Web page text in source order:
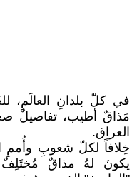
في كلّ بلدانِ العالَمِ،
مَذاقٌ أطيب، تفاصيلٌ
العراق.
خِلافاً لكلّ شعوبِ وأُممِ
يكونَ لهُ مذاقٌ مُختَلِفٌ